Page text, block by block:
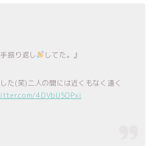
振り返し してた。』
た(笑)二人の間には近くもなく遠く
4DVbU5OPxi